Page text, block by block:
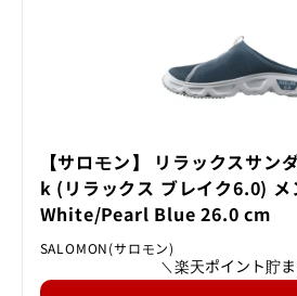
【サロモン】 リラックスサン
k (リラックス ブレイク6.0)
White/Pearl Blue 26.0 cm
SALOMON(サロモン)
＼ 楽天ポイント貯